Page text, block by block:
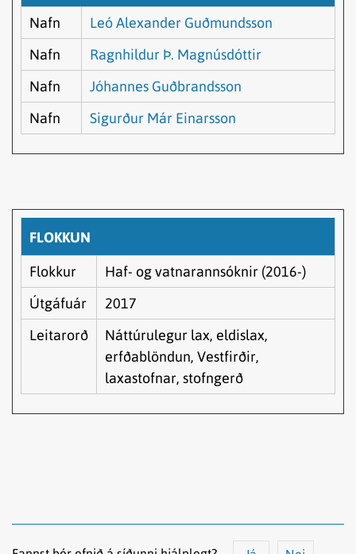
Nafn
Leó Alexander Guðmundsson
Nafn
Ragnhildur Þ. Magnúsdóttir
Nafn
Jóhannes Guðbrandsson
Nafn
Sigurður Már Einarsson
FLOKKUN
Flokkur
Haf- og vatnarannsóknir (2016-)
Útgáfuár
2017
Leitarorð
Náttúrulegur lax, eldislax,
erfðablöndun, Vestfirðir,
laxastofnar, stofngerð